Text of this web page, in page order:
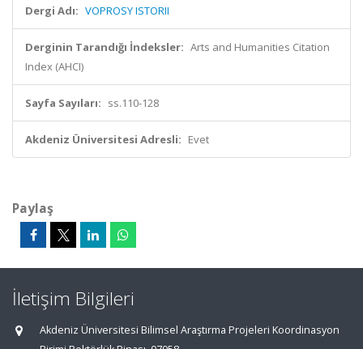
Dergi Adı: VOPROSY ISTORII
Derginin Tarandığı İndeksler: Arts and Humanities Citation
Index (AHCI)
Sayfa Sayıları: ss.110-128
Akdeniz Üniversitesi Adresli: Evet
Paylaş
İletişim Bilgileri
Akdeniz Üniversitesi Bilimsel Araştırma Projeleri Koordinasyon